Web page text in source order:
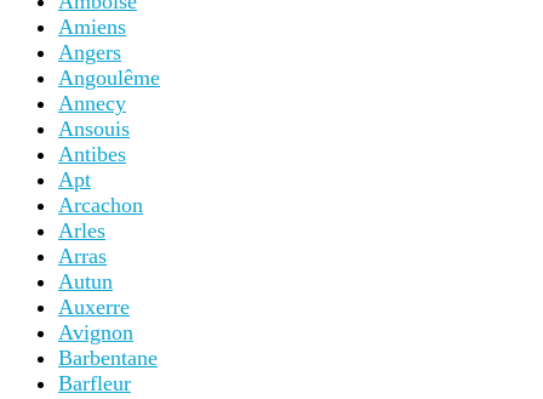
Amiens
Angers
Angoulême
Annecy
Ansouis
Antibes
Apt
Arcachon
Arles
Arras
Autun
Auxerre
Avignon
Barbentane
Barfleur